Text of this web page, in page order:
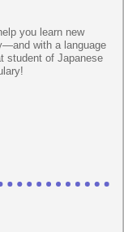
you learn new
with a language
student of Japanese